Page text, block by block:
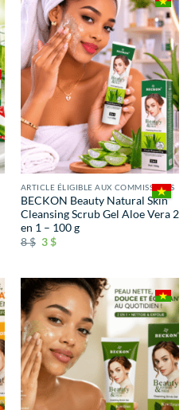
ARTICLE ÉLIGIBLE AUX COMMISSIONS
BECKON Beauty Natural Skin
Cleansing Scrub Gel Aloe Vera 2
en 1 – 100 g
8$ 3$